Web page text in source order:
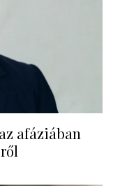
afáziában